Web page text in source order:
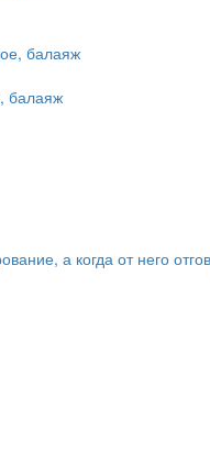
балаяж
а когда от него